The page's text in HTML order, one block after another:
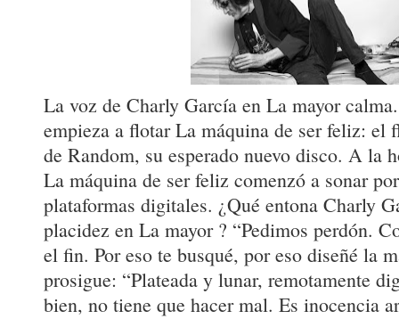
La voz de Charly García en La mayor
empieza a flotar La máquina de ser feliz: el
de Random, su esperado nuevo disco. A la
La máquina de ser feliz comenzó a sonar
plataformas digitales. ¿Qué entona Charly
placidez en La mayor ? “Pedimos perdón.
el fin. Por eso te busqué, por eso diseñé la
prosigue: “Plateada y lunar, remotamente
bien, no tiene que hacer mal. Es inocencia